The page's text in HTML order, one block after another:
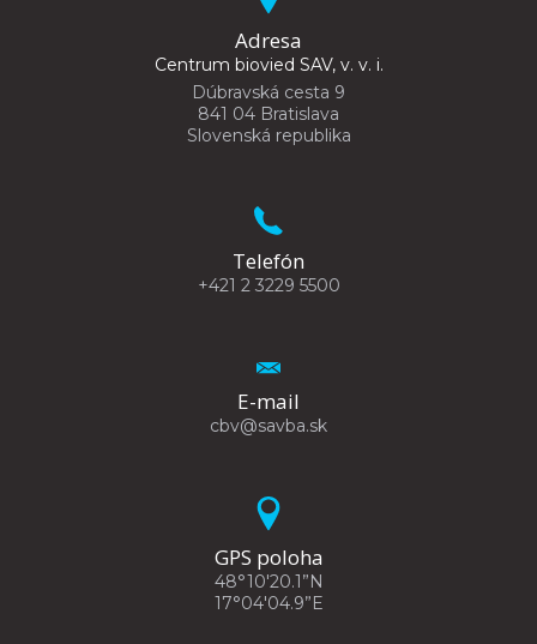
Adresa
Centrum biovied SAV, v. v. i.
Dúbravská cesta 9
841 04 Bratislava
Slovenská republika
Telefón
+421 2 3229 5500
E-mail
cbv@savba.sk
GPS poloha
48°10'20.1”N
17°04'04.9”E